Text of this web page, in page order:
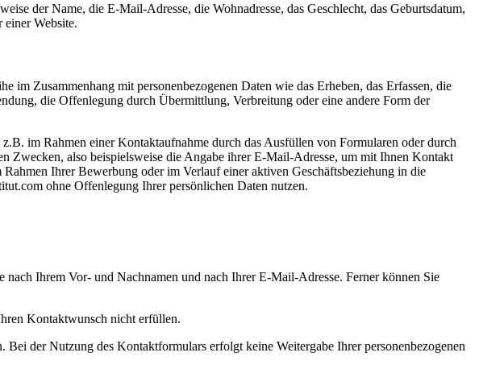
der Name, die E-Mail-Adresse, die Wohnadresse, das Geschlecht, das Geburtsdatum,
Website.
im Zusammenhang mit personenbezogenen Daten wie das Erheben, das Erfassen, die
die Offenlegung durch Übermittlung, Verbreitung oder eine andere Form der
im Rahmen einer Kontaktaufnahme durch das Ausfüllen von Formularen oder durch
Zwecken, also beispielsweise die Angabe ihrer E-Mail-Adresse, um mit Ihnen Kontakt
Ihrer Bewerbung oder im Verlauf einer aktiven Geschäftsbeziehung in die
ohne Offenlegung Ihrer persönlichen Daten nutzen.
Ihrem Vor- und Nachnamen und nach Ihrer E-Mail-Adresse. Ferner können Sie
Kontaktwunsch nicht erfüllen.
der Nutzung des Kontaktformulars erfolgt keine Weitergabe Ihrer personenbezogenen